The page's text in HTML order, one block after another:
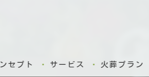
セプト サービス 火葬プラン